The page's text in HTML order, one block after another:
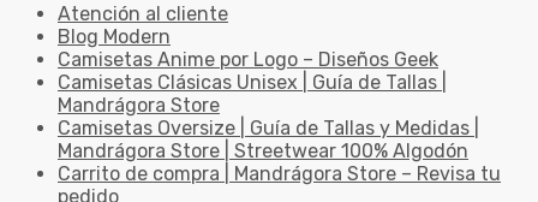
Atención al cliente
Blog Modern
Camisetas Anime por Logo – Diseños Geek
Camisetas Clásicas Unisex | Guía de Tallas |
Mandrágora Store
Camisetas Oversize | Guía de Tallas y Medidas |
Mandrágora Store | Streetwear 100% Algodón
Carrito de compra | Mandrágora Store – Revisa tu
pedido